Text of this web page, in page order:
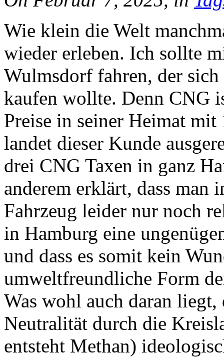
Wie klein die Welt
wieder erleben. Ich sollte
Wulmsdorf fahren, der
kaufen wollte. Denn CNG
Preise in seiner Heimat
landet dieser Kunde
drei CNG Taxen in ganz
anderem erklärt, dass man
Fahrzeug leider nur noch
in Hamburg eine
und dass es somit kein
umweltfreundliche Form
Was wohl auch daran
Neutralität durch die
entsteht Methan)